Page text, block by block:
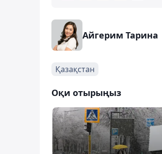
Айгерим Тарина
Қазақстан
Оқи отырыңыз